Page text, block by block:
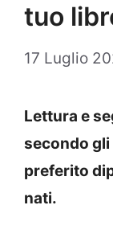
tuo
17 Luglio
Lettura e
secondo
preferito
nati.